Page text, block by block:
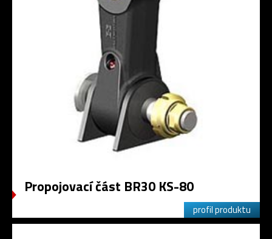
Propojovací část BR30 KS-80
profil produktu